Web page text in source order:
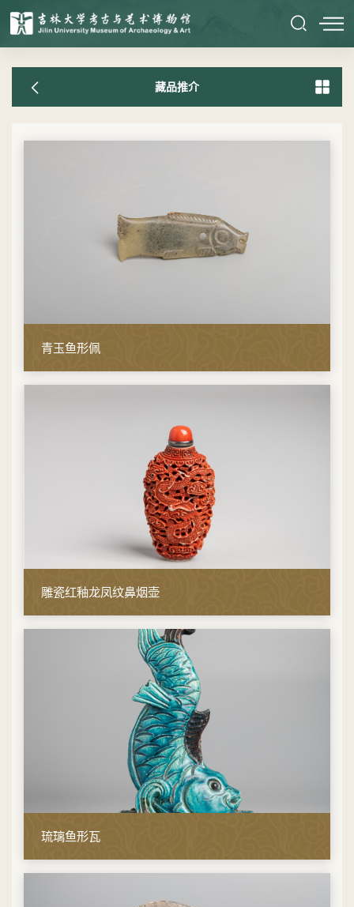
藏品推介
青玉鱼形佩
雕瓷红釉龙凤纹鼻烟壶
琉璃鱼形瓦